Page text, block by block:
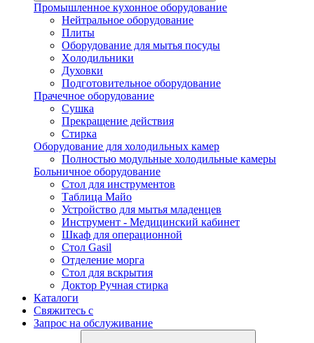
Промышленное кухонное оборудование
Нейтральное оборудование
Плиты
Оборудование для мытья посуды
Xолодильники
Духовки
Подготовительное оборудование
Прачечное оборудование
Сушка
Прекращение действия
Стирка
Оборудование для холодильных камер
Полностью модульные холодильные камеры
Больничное оборудование
Стол для инструментов
Таблица Майо
Устройство для мытья младенцев
Инструмент - Медицинский кабинет
Шкаф для операционной
Стол Gasil
Отделение морга
Стол для вскрытия
Доктор Ручная стирка
Каталоги
Свяжитесь с
Запрос на обслуживание